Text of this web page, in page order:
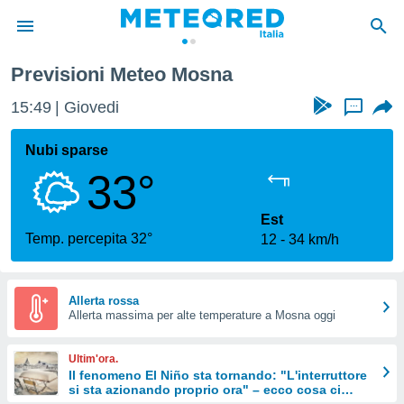
di
per
le
di
Web
le
Previsioni Meteo Mosna
15:49 Giovedi ...
Nubi sparse
33°
Temp. percepita 32°
Est
12
34 km/h
Allerta rossa
Allerta massima per alte temperature a Mosna oggi
Ultim'ora.
Il fenomeno El Niño sta tornando: "L'interruttore
si sta azionando proprio ora" – ecco cosa ci